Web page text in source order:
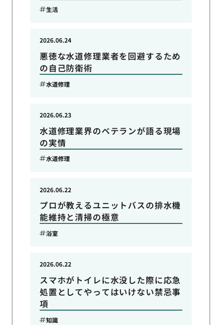
生活
悪徳な水道修理業者を回避するため
の自己防衛術
2026.06.24
水道修理
水道修理業界のベテランが語る現場
の実情
2026.06.23
水道修理
プロが教えるユニットバスの排水機
能維持と清掃の極意
2026.06.22
浴室
スマホがトイレに水没した際に応急
処置としてやってはいけない禁忌事
項
2026.06.22
知識